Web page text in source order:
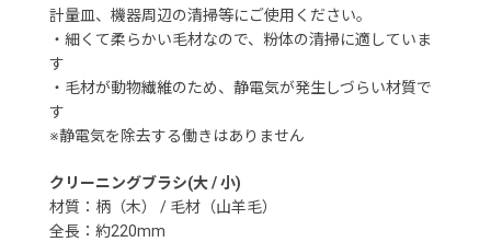
計量皿、機器周辺の清掃等にご使用ください。
・細くて柔らかい毛材なので、粉体の清掃に適していま
す
・毛材が動物繊維のため、静電気が発生しづらい材質で
す
※静電気を除去する働きはありません
クリーニングブラシ(大 / 小)
材質：柄（木） / 毛材（山羊毛）
全長：約220mm